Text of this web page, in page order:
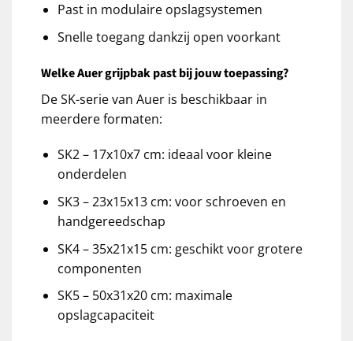
Past in modulaire opslagsystemen
Snelle toegang dankzij open voorkant
Welke Auer grijpbak past bij jouw toepassing?
De SK-serie van Auer is beschikbaar in
meerdere formaten:
SK2 – 17x10x7 cm: ideaal voor kleine
onderdelen
SK3 – 23x15x13 cm: voor schroeven en
handgereedschap
SK4 – 35x21x15 cm: geschikt voor grotere
componenten
SK5 – 50x31x20 cm: maximale
opslagcapaciteit